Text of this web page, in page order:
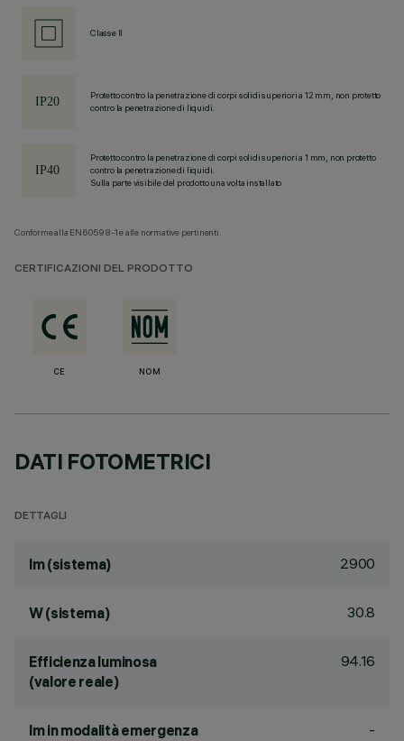
Classe II
Protetto contro la penetrazione di corpi solidi superiori a 12 mm, non protetto
contro la penetrazione di liquidi.
Protetto contro la penetrazione di corpi solidi superiori a 1 mm, non protetto
contro la penetrazione di liquidi.
Sulla parte visibile del prodotto una volta installato
Conforme alla EN60598-1 e alle normative pertinenti.
CERTIFICAZIONI DEL PRODOTTO
CE NOM
DATI FOTOMETRICI
DETTAGLI
lm (sistema) 2900
W (sistema) 30.8
Efficienza luminosa
(valore reale)
94.16
lm in modalità emergenza -